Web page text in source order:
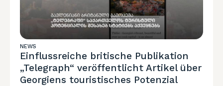
NEWS
Einflussreiche britische Publikation
„Telegraph“ veröffentlicht Artikel über
Georgiens touristisches Potenzial